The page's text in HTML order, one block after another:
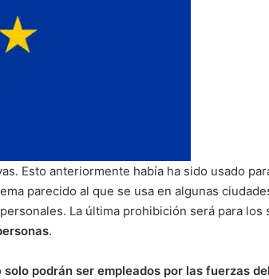
Esto anteriormente había ha sido usado
parecido al que se usa en algunas
La última prohibición será para los
.
solo podrán ser empleados por las fuerzas